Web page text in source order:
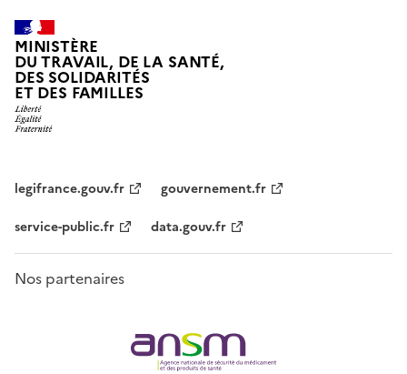
MINISTÈRE
DU TRAVAIL, DE LA SANTÉ,
DES SOLIDARITÉS
ET DES FAMILLES
legifrance.gouv.fr
gouvernement.fr
service-public.fr
data.gouv.fr
Nos partenaires